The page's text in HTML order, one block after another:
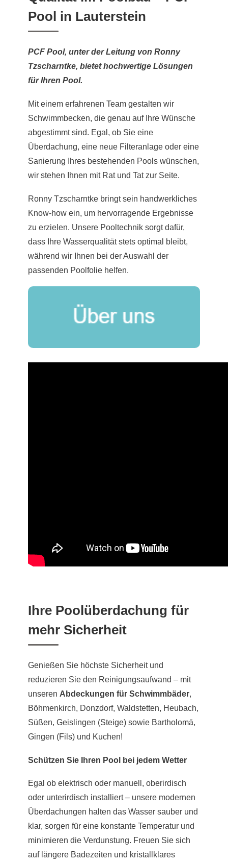
Pool in Lauterstein
PCF Pool, unter der Leitung von Ronny
Tzscharntke, bietet hochwertige Lösungen
für Ihren Pool.
Mit einem erfahrenen Team gestalten wir
Schwimmbecken, die genau auf Ihre Wünsche
abgestimmt sind. Egal, ob Sie eine
Überdachung, eine neue Filteranlage oder eine
Sanierung Ihres bestehenden Pools wünschen,
wir stehen Ihnen mit Rat und Tat zur Seite.
Ronny Tzscharntke bringt sein handwerkliches
Know-how ein, um hervorragende Ergebnisse
zu erzielen. Unsere Pooltechnik sorgt dafür,
dass Ihre Wasserqualität stets optimal bleibt,
während wir Ihnen bei der Auswahl der
passenden Poolfolie helfen.
Ihre Poolüberdachung für
mehr Sicherheit
Genießen Sie höchste Sicherheit und
reduzieren Sie den Reinigungsaufwand – mit
unseren Abdeckungen für Schwimmbäder,
Böhmenkirch, Donzdorf, Waldstetten, Heubach,
Süßen, Geislingen (Steige) sowie Bartholomä,
Gingen (Fils) und Kuchen!
Schützen Sie Ihren Pool bei jedem Wetter
Egal ob elektrisch oder manuell, oberirdisch
oder unterirdisch installiert – unsere modernen
Überdachungen halten das Wasser sauber und
klar, sorgen für eine konstante Temperatur und
minimieren die Verdunstung. Freuen Sie sich
auf längere Badezeiten und kristallklares